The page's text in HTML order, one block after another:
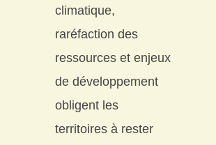
climatique,
raréfaction des
ressources et enjeux
de développement
obligent les
territoires à rester